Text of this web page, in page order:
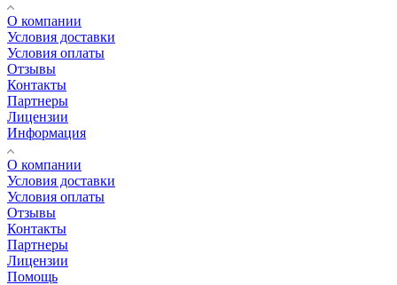
О компании
Условия доставки
Условия оплаты
Отзывы
Контакты
Партнеры
Лицензии
Информация
О компании
Условия доставки
Условия оплаты
Отзывы
Контакты
Партнеры
Лицензии
Помощь